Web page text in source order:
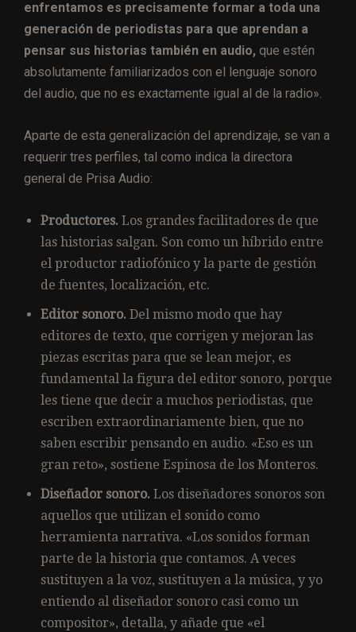
enfrentamos es precisamente formar a toda una
generación de periodistas para que aprendan a
pensar sus historias también en audio, que estén
absolutamente familiarizados con el lenguaje sonoro
del audio, que no es exactamente igual al de la radio».
Aparte de esta generalización del aprendizaje, se van a
requerir tres perfiles, tal como indica la directora
general de Prisa Audio:
Productores. Los grandes facilitadores de que
las historias salgan. Son como un híbrido entre
el productor radiofónico y la parte de gestión
de fuentes, localización, etc.
Editor sonoro. Del mismo modo que hay
editores de texto, que corrigen y mejoran las
piezas escritas para que se lean mejor, es
fundamental la figura del editor sonoro, porque
les tiene que decir a muchos periodistas, que
escriben extraordinariamente bien, que no
saben escribir pensando en audio. «Eso es un
gran reto», sostiene Espinosa de los Monteros.
Diseñador sonoro. Los diseñadores sonoros son
aquellos que utilizan el sonido como
herramienta narrativa. «Los sonidos forman
parte de la historia que contamos. A veces
sustituyen a la voz, sustituyen a la música, y yo
entiendo al diseñador sonoro casi como un
compositor», detalla, y añade que «el